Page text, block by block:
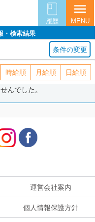
履歴
menu
MENU
・検索結果
条件の変更
時給順 月給順 日給順
んでした。
運営会社案内
個人情報保護方針